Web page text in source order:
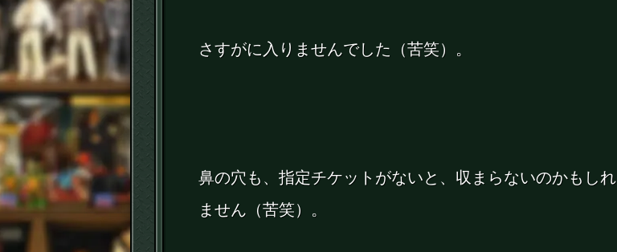
さすがに入りませんでした（苦笑）。
鼻の穴も、指定チケットがないと、収まらないのかもしれ
ません（苦笑）。